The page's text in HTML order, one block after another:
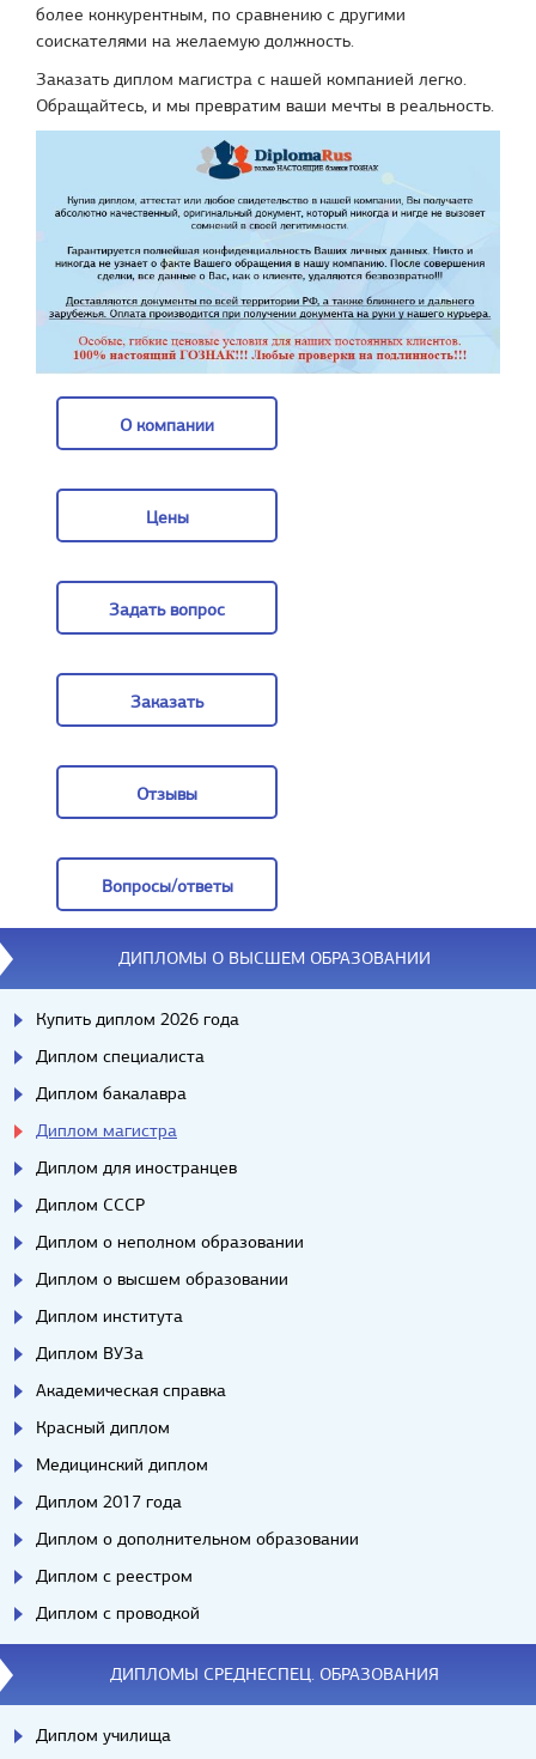
более конкурентным, по сравнению с другими
соискателями на желаемую должность.
Заказать диплом магистра с нашей компанией легко.
Обращайтесь, и мы превратим ваши мечты в реальность.
О компании
Цены
Задать вопрос
Заказать
Отзывы
Вопросы/ответы
Вопросы/ответы
ДИПЛОМЫ О ВЫСШЕМ ОБРАЗОВАНИИ
Купить диплом 2026 года
Диплом специалиста
Диплом бакалавра
Диплом магистра
Диплом для иностранцев
Диплом СССР
Диплом о неполном образовании
Диплом о высшем образовании
Диплом института
Диплом ВУЗа
Академическая справка
Красный диплом
Медицинский диплом
Диплом 2017 года
Диплом о дополнительном образовании
Диплом с реестром
Диплом с проводкой
ДИПЛОМЫ СРЕДНЕСПЕЦ. ОБРАЗОВАНИЯ
Диплом училища